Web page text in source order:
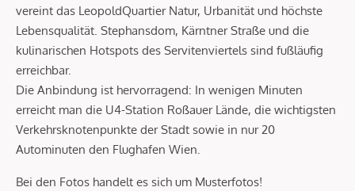
vereint das LeopoldQuartier Natur, Urbanität und höchste
Lebensqualität. Stephansdom, Kärntner Straße und die
kulinarischen Hotspots des Servitenviertels sind fußläufig
erreichbar.
Die Anbindung ist hervorragend: In wenigen Minuten
erreicht man die U4-Station Roßauer Lände, die wichtigsten
Verkehrsknotenpunkte der Stadt sowie in nur 20
Autominuten den Flughafen Wien.
Bei den Fotos handelt es sich um Musterfotos!